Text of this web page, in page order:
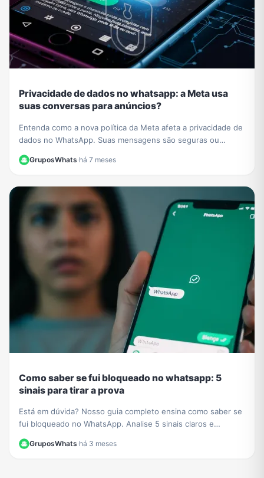
Privacidade de dados no whatsapp: a Meta usa
suas conversas para anúncios?
Entenda como a nova política da Meta afeta a privacidade de
dados no WhatsApp. Suas mensagens são seguras ou
GruposWhats·há 7 meses
Como saber se fui bloqueado no whatsapp: 5
sinais para tirar a prova
Está em dúvida? Nosso guia completo ensina como saber se
fui bloqueado no WhatsApp. Analise 5 sinais claros e
GruposWhats·há 3 meses